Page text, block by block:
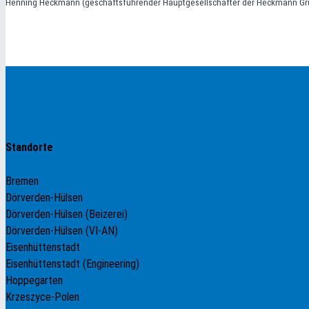
Henning Heckmann (geschäftsführender Hauptgesellschafter der Heckmann
Standorte
Bremen
Dörverden-Hülsen
Dörverden-Hülsen (Beizerei)
Dörverden-Hülsen (VI-AN)
Eisenhüttenstadt
Eisenhüttenstadt (Engineering)
Hoppegarten
Krzeszyce-Polen